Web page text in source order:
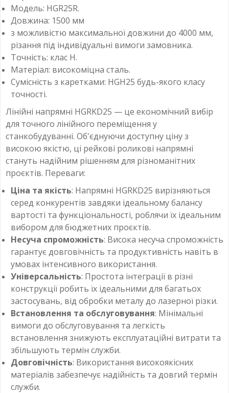
Модель: HGR25R.
Довжина: 1500 мм
з можливістю максимальної довжини до 4000 мм,
різання під індивідуальні вимоги замовника.
Точність: клас H.
Матеріал: високоміцна сталь.
Сумісність з каретками: HGH25 будь-якого класу
точності.
Лінійні напрямні HGRKD25 — це економічний вибір
для точного лінійного переміщення у
станкобудуванні. Об'єднуючи доступну ціну з
високою якістю, ці рейкові роликові напрямні
стануть надійним рішенням для різноманітних
проєктів. Переваги:
Ціна та якість: Напрямні HGRKD25 вирізняються
серед конкурентів завдяки ідеальному балансу
вартості та функціональності, роблячи їх ідеальним
вибором для бюджетних проєктів.
Несуча спроможність: Висока несуча спроможність
гарантує довговічність та продуктивність навіть в
умовах інтенсивного використання.
Універсальність: Простота інтеграції в різні
конструкції робить їх ідеальними для багатьох
застосувань, від обробки металу до лазерної різки.
Встановлення та обслуговування: Мінімальні
вимоги до обслуговування та легкість
встановлення знижують експлуатаційні витрати та
збільшують термін служби.
Довговічність: Використання високоякісних
матеріалів забезпечує надійність та довгий термін
служби.